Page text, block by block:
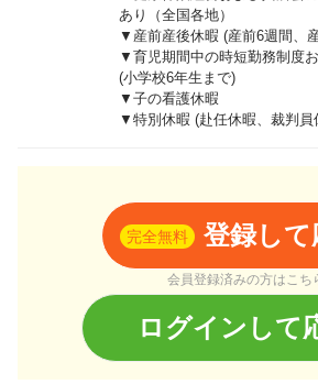
あり（全国各地）
▼産前産後休暇 (産前6週間、
▼育児期間中の時短勤務制度
(小学校6年生まで)
▼子の看護休暇
▼特別休暇 (赴任休暇、裁判員
完全無料 登録して
会員登録済みの方はこち
ログインして